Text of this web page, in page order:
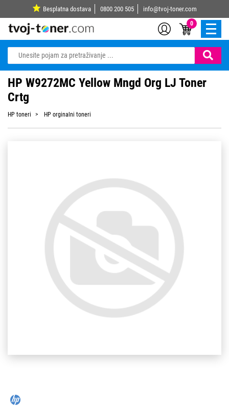
Besplatna dostava 0800 200 505 info@tvoj-toner.com
0
HP W9272MC Yellow Mngd Org LJ Toner
Crtg
HP toneri HP orginalni toneri